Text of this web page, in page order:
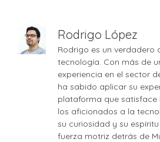
Rodrigo López
Rodrigo es un verdadero
tecnología. Con más de
experiencia en el sector
ha sabido aplicar su
plataforma que satisface
los aficionados a la
su curiosidad y su
fuerza motriz detrás de